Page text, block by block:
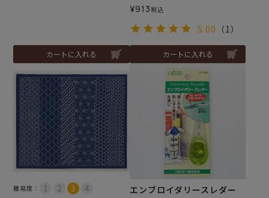
カートに入れる
¥913税込
5.00 （1）
カートに入れる
難易度： エンブロイダリースレダー